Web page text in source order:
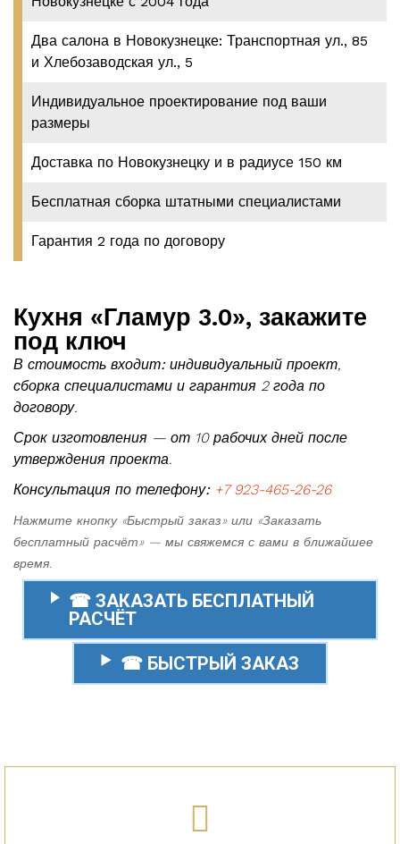
Два салона в Новокузнецке: Транспортная ул., 85
и Хлебозаводская ул., 5
Индивидуальное проектирование под ваши
размеры
Доставка по Новокузнецку и в радиусе 150 км
Бесплатная сборка штатными специалистами
Гарантия 2 года по договору
Кухня «Гламур 3.0», закажите
под ключ
В стоимость входит:индивидуальный проект,
сборка специалистами и гарантия 2 года по
договору.
Срок изготовления — от 10 рабочих дней после
утверждения проекта.
Консультация по телефону: +7 923-465-26-26
Нажмите кнопку «Быстрый заказ» или «Заказать
бесплатный расчёт» — мы свяжемся с вами в ближайшее
время.
☎ ЗАКАЗАТЬ БЕСПЛАТНЫЙ
РАСЧЁТ
☎ БЫСТРЫЙ ЗАКАЗ